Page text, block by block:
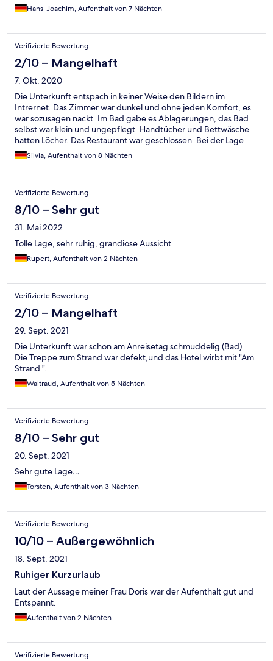
Zimmer möglich, Dusche nicht altersgerecht beim Einstieg -
alles in allem nicht zu empfehlen
Hans-Joachim, Aufenthalt von 7 Nächten
Verifizierte Bewertung
2/10 – Mangelhaft
7. Okt. 2020
Die Unterkunft entspach in keiner Weise den Bildern im
Intrernet. Das Zimmer war dunkel und ohne jeden Komfort, es
war sozusagen nackt. Im Bad gabe es Ablagerungen, das Bad
selbst war klein und ungepflegt. Handtücher und Bettwäsche
hatten Löcher. Das Restaurant war geschlossen. Bei der Lage
mitten im Wald ohne beleuchtete Zufahrt konnte die
Unterkunft abends nur noch mit dem Auto verlassen werden
Silvia, Aufenthalt von 8 Nächten
Verifizierte Bewertung
8/10 – Sehr gut
31. Mai 2022
Tolle Lage, sehr ruhig, grandiose Aussicht
Rupert, Aufenthalt von 2 Nächten
Verifizierte Bewertung
2/10 – Mangelhaft
29. Sept. 2021
Die Unterkunft war schon am Anreisetag schmuddelig (Bad).
Die Treppe zum Strand war defekt,und das Hotel wirbt mit "Am
Strand ".
Waltraud, Aufenthalt von 5 Nächten
Verifizierte Bewertung
8/10 – Sehr gut
20. Sept. 2021
Sehr gute Lage…
Torsten, Aufenthalt von 3 Nächten
Verifizierte Bewertung
10/10 – Außergewöhnlich
18. Sept. 2021
Ruhiger Kurzurlaub
Laut der Aussage meiner Frau Doris war der Aufenthalt gut und
Entspannt.
Aufenthalt von 2 Nächten
Verifizierte Bewertung